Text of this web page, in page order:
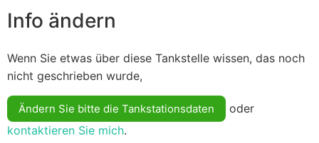
Info ändern
Wenn Sie etwas über diese Tankstelle wissen, das noch
nicht geschrieben wurde,
Ändern Sie bitte die Tankstationsdaten
oder
kontaktieren Sie mich.